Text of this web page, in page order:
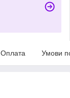
Оплата Умови